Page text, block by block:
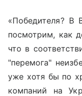
«Победителя? В
посмотрим, как
что в
"перемога"
уже хотя бы по
компаний на